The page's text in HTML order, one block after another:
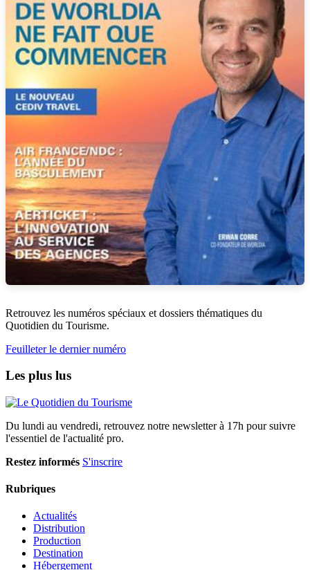
Retrouvez les numéros spéciaux et dossiers thématiques du
Quotidien du Tourisme.
Feuilleter le dernier numéro
Les plus lus
Du lundi au vendredi, retrouvez notre newsletter à 17h pour suivre
l'essentiel de l'actualité pro.
Restez informés S'inscrire
Rubriques
Actualités
Distribution
Production
Destination
Hébergement